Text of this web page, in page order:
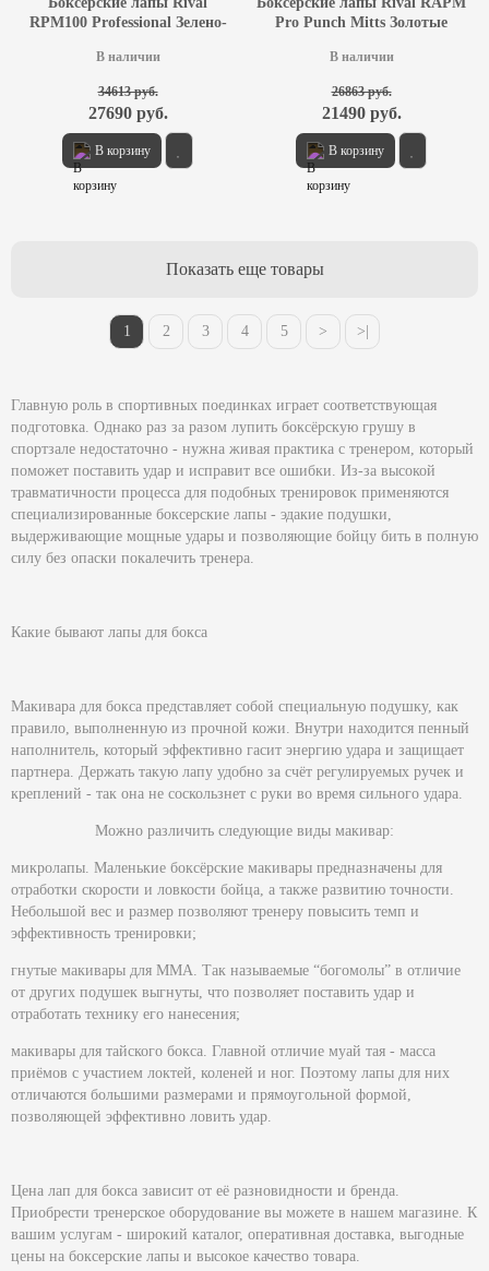
RPM100 Professional Зелено-
В наличии
В корзину
34613 руб.
27690 руб.
Pro Punch Mitts Золотые
В наличии
В корзину
26863 руб.
21490 руб.
Показать еще товары
1 2 3 4 5 > >|
Главную роль в спортивных поединках играет соответствующая
подготовка. Однако раз за разом лупить боксёрскую грушу в
спортзале недостаточно - нужна живая практика с тренером, который
поможет поставить удар и исправит все ошибки. Из-за высокой
травматичности процесса для подобных тренировок применяются
специализированные боксерские лапы - эдакие подушки,
выдерживающие мощные удары и позволяющие бойцу бить в полную
силу без опаски покалечить тренера.
Какие бывают лапы для бокса
Макивара для бокса представляет собой специальную подушку, как
правило, выполненную из прочной кожи. Внутри находится пенный
наполнитель, который эффективно гасит энергию удара и защищает
партнера. Держать такую лапу удобно за счёт регулируемых ручек и
креплений - так она не соскользнет с руки во время сильного удара.
Можно различить следующие виды макивар:
микролапы. Маленькие боксёрские макивары предназначены для
отработки скорости и ловкости бойца, а также развитию точности.
Небольшой вес и размер позволяют тренеру повысить темп и
эффективность тренировки;
гнутые макивары для ММА. Так называемые “богомолы” в отличие
от других подушек выгнуты, что позволяет поставить удар и
отработать технику его нанесения;
макивары для тайского бокса. Главной отличие муай тая - масса
приёмов с участием локтей, коленей и ног. Поэтому лапы для них
отличаются большими размерами и прямоугольной формой,
позволяющей эффективно ловить удар.
Цена лап для бокса зависит от её разновидности и бренда.
Приобрести тренерское оборудование вы можете в нашем магазине. К
вашим услугам - широкий каталог, оперативная доставка, выгодные
цены на боксерские лапы и высокое качество товара.